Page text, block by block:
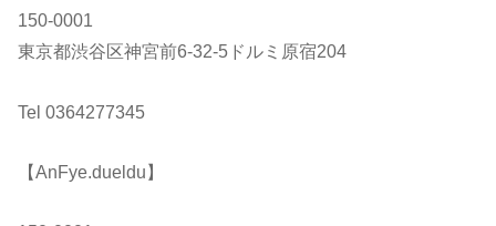
150-0001
東京都渋谷区神宮前6-32-5ドルミ原宿204
Tel 0364277345
【AnFye.dueldu】